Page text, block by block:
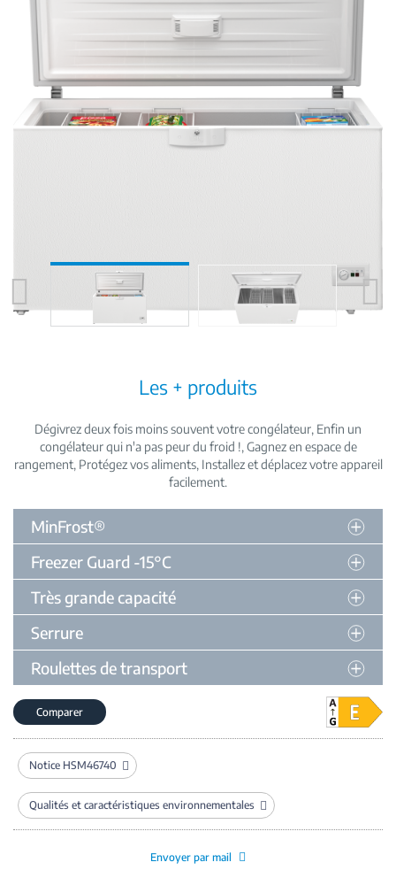
Previous
Les + produits
Dégivrez deux fois moins souvent votre congélateur Enfin un
congélateur qui n'a pas peur du froid ! Gagnez en espace de
rangement Protégez vos aliments Installez et déplacez votre appareil
facilement
MinFrost®
Freezer Guard -15°C
Très grande capacité
Serrure
Roulettes de transport
Comparer
Notice HSM46740
Qualités et caractéristiques environnementales
Envoyer par mail